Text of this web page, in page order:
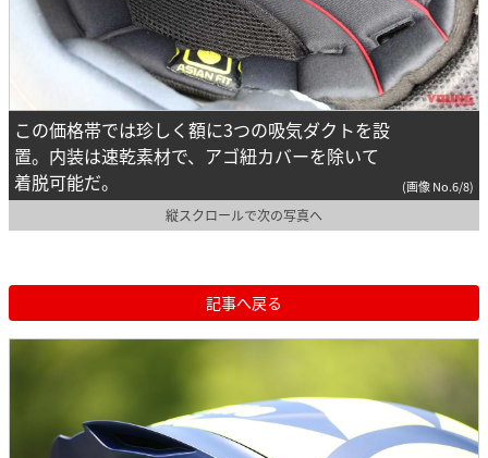
この価格帯では珍しく額に3つの吸気ダクトを設
置。内装は速乾素材で、アゴ紐カバーを除いて
着脱可能だ。
(画像 No.6/8)
縦スクロールで次の写真へ
記事へ戻る